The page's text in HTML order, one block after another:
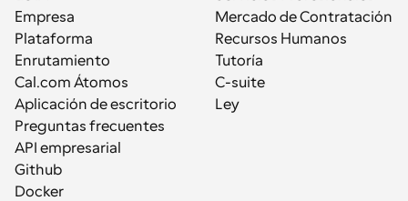
Empresa
Plataforma
Enrutamiento
Cal.com Átomos
Aplicación de escritorio
Preguntas frecuentes
API empresarial
Github
Docker
Mercado de Contratación
Recursos Humanos
Tutoría
C-suite
Ley